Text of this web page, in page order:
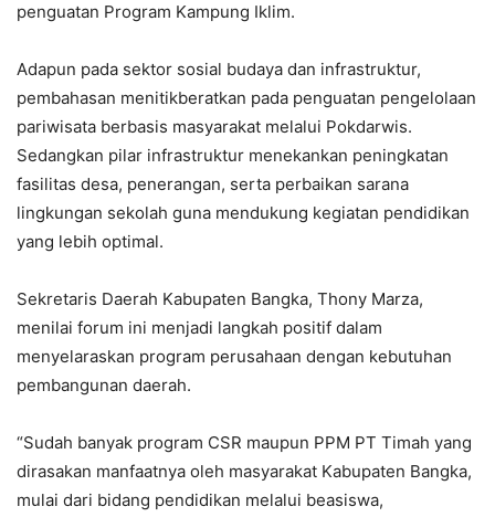
penguatan Program Kampung Iklim.
Adapun pada sektor sosial budaya dan infrastruktur,
pembahasan menitikberatkan pada penguatan pengelolaan
pariwisata berbasis masyarakat melalui Pokdarwis.
Sedangkan pilar infrastruktur menekankan peningkatan
fasilitas desa, penerangan, serta perbaikan sarana
lingkungan sekolah guna mendukung kegiatan pendidikan
yang lebih optimal.
Sekretaris Daerah Kabupaten Bangka, Thony Marza,
menilai forum ini menjadi langkah positif dalam
menyelaraskan program perusahaan dengan kebutuhan
pembangunan daerah.
“Sudah banyak program CSR maupun PPM PT Timah yang
dirasakan manfaatnya oleh masyarakat Kabupaten Bangka,
mulai dari bidang pendidikan melalui beasiswa,